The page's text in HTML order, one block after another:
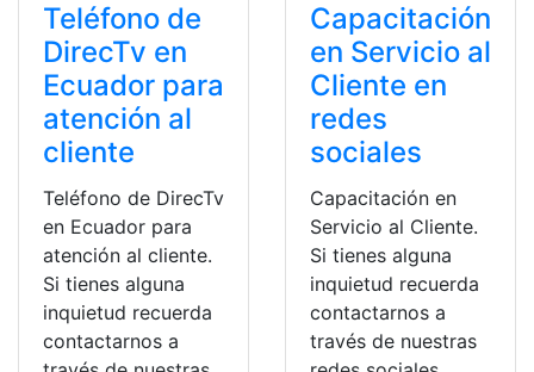
Teléfono de
DirecTv en
Ecuador para
atención al
cliente
Teléfono de DirecTv
en Ecuador para
atención al cliente.
Si tienes alguna
inquietud recuerda
contactarnos a
Capacitación
en Servicio al
Cliente en
redes
sociales
Capacitación en
Servicio al Cliente.
Si tienes alguna
inquietud recuerda
contactarnos a
través de nuestras